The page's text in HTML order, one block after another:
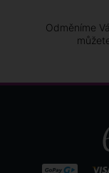
Odměníme